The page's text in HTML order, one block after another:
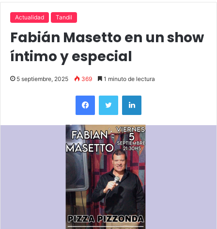
Actualidad Tandil
Fabián Masetto en un show
íntimo y especial
5 septiembre, 2025 369 1 minuto de lectura